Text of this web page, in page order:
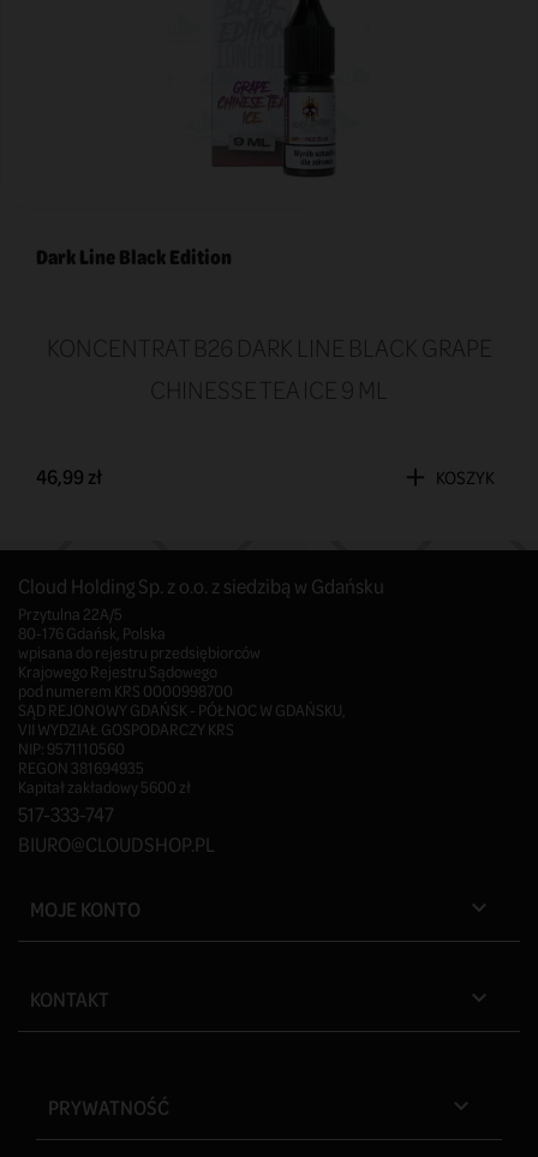
Dark Line Black Edition
KONCENTRAT B26 DARK LINE BLACK GRAPE
CHINESSE TEA ICE 9 ML
46,99 zł KOSZYK
Cloud Holding Sp. z o.o. z siedzibą w Gdańsku
Przytulna 22A/5
80-176 Gdańsk, Polska
wpisana do rejestru przedsiębiorców
Krajowego Rejestru Sądowego
pod numerem KRS 0000998700
SĄD REJONOWY GDAŃSK - PÓŁNOC W GDAŃSKU,
VII WYDZIAŁ GOSPODARCZY KRS
NIP: 9571110560
REGON 381694935
Kapitał zakładowy 5600 zł
517-333-747
BIURO@CLOUDSHOP.PL
MOJE KONTO 
KONTAKT 
PRYWATNOŚĆ 